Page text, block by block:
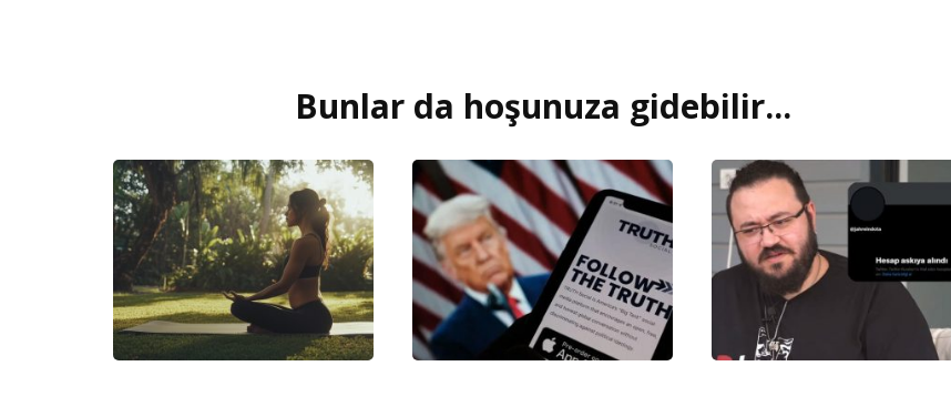
Bunlar da hoşunuza gidebilir...